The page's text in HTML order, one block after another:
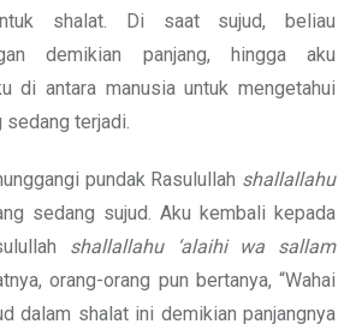
shalat. Di saat sujud, beliau
demikian panjang, hingga aku
di antara manusia untuk mengetahui
terjadi.
pundak Rasulullah shallallahu
sedang sujud. Aku kembali kepada
shallallahu ‘alaihi wa sallam
orang-orang pun bertanya, “Wahai
dalam shalat ini demikian panjangnya